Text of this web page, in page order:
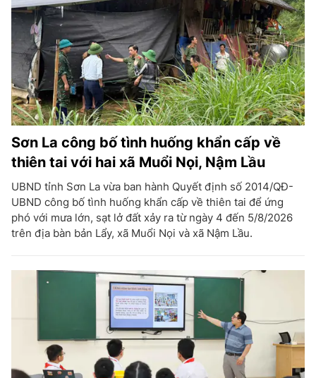
Sơn La công bố tình huống khẩn cấp về
thiên tai với hai xã Muổi Nọi, Nậm Lầu
UBND tỉnh Sơn La vừa ban hành Quyết định số 2014/QĐ-
UBND công bố tình huống khẩn cấp về thiên tai để ứng
phó với mưa lớn, sạt lở đất xảy ra từ ngày 4 đến 5/8/2026
trên địa bàn bản Lẩy, xã Muổi Nọi và xã Nậm Lầu.